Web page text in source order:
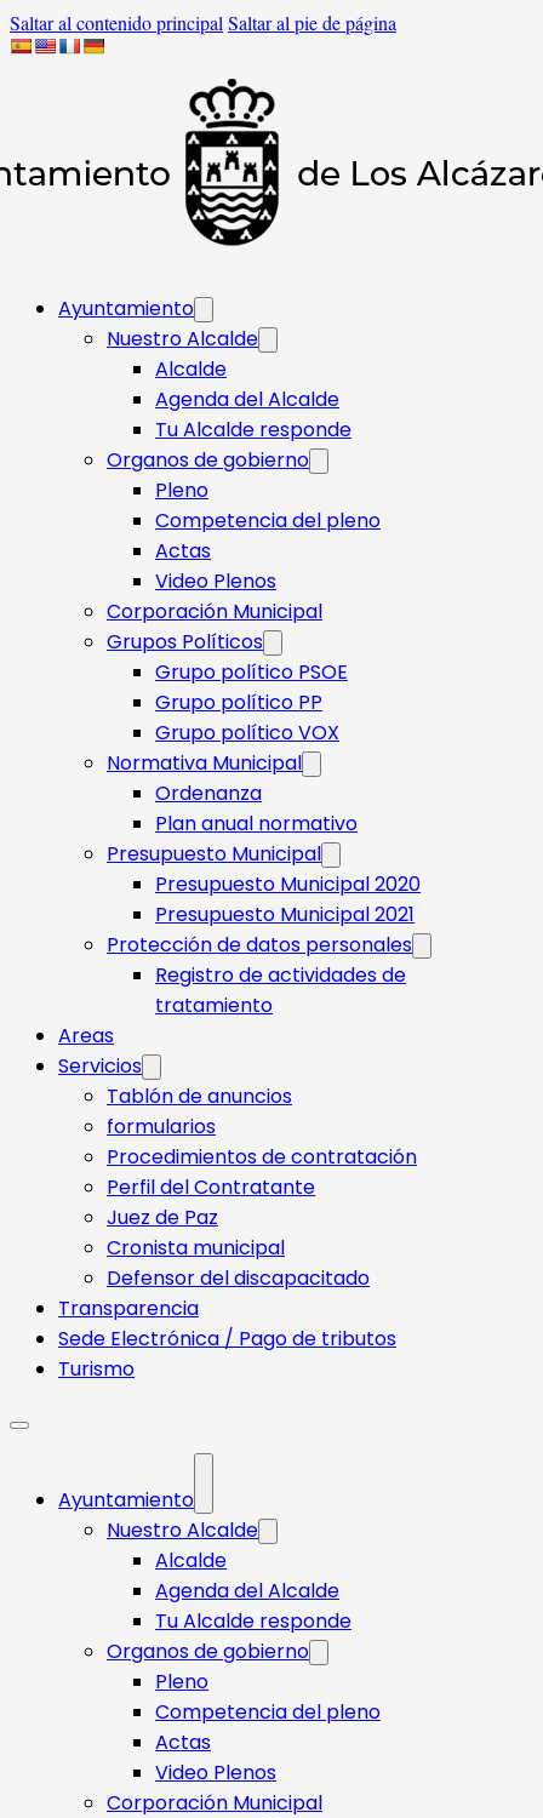
Saltar al contenido principal Saltar al pie de página
Ayuntamiento
Nuestro Alcalde
Alcalde
Agenda del Alcalde
Tu Alcalde responde​
Organos de gobierno
Pleno
Competencia del pleno
Actas
Video Plenos
Corporación Municipal
Grupos Políticos
Grupo político PSOE
Grupo político PP
Grupo político VOX
Normativa Municipal
Ordenanza
Plan anual normativo
Presupuesto Municipal
Presupuesto Municipal 2020
Presupuesto Municipal 2021
Protección de datos personales
Registro de actividades de
tratamiento
Areas
Servicios
Tablón de anuncios
formularios
Procedimientos de contratación
Perfil del Contratante
Juez de Paz
Cronista municipal
Defensor del discapacitado
Transparencia
Sede Electrónica / Pago de tributos
Turismo
Ayuntamiento
Nuestro Alcalde
Alcalde
Agenda del Alcalde
Tu Alcalde responde​
Organos de gobierno
Pleno
Competencia del pleno
Actas
Video Plenos
Corporación Municipal